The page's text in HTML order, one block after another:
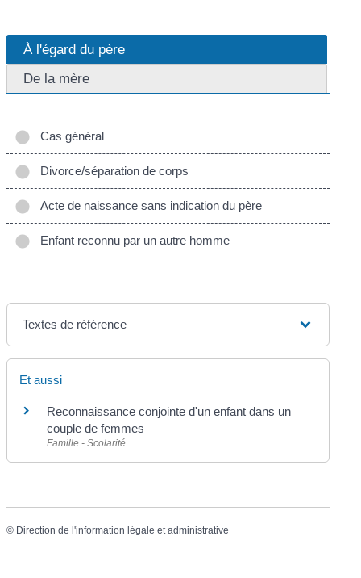
À l'égard du père
De la mère
Cas général
Divorce/séparation de corps
Acte de naissance sans indication du père
Enfant reconnu par un autre homme
Textes de référence
Et aussi
Reconnaissance conjointe d'un enfant dans un
couple de femmes
Famille - Scolarité
© Direction de l'information légale et administrative